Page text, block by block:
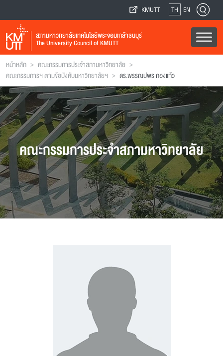
KMUTT TH EN
สภามหาวิทยาลัยเทคโนโลยีพระจอมเกล้าธนบุรี
The University Council of KMUTT
หน้าหลัก > คณะกรรมการประจำสภามหาวิทยาลัย >
คณะกรรมการฯ ตามข้อบังคับมหาวิทยาลัยฯ > ดร.พรรณปพร กองแก้ว
คณะกรรมการประจำสภามหาวิทยาลัย